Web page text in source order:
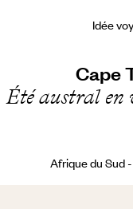
Idée
Cape
Été austral en
Afrique du Sud